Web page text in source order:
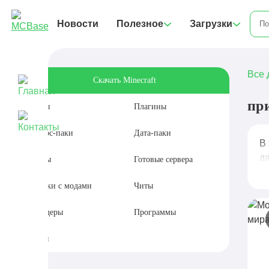
Новости Полезное Загрузки
Скачать Minecraft
Моды Плагины
Ресурс-паки Дата-паки
Карты Готовые сервера
Сборки с модами Читы
Шейдеры Программы
Сиды
Все
В